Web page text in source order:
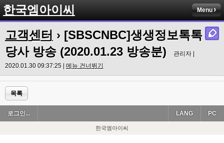
한국엠아이씨 Menu
고객센터 › [SBSCNBC]생생정보톡톡
당사 방송 (2020.01.23 방송분)
관리자 |
2020.01.30 09:37:25 | 메뉴 건너뛰기
목록
로그인... PC
LANG
한국엠아이씨